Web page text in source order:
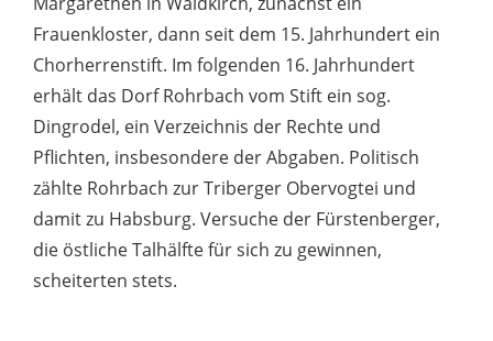
Frauenkloster, dann seit dem 15. Jahrhundert ein
Chorherrenstift. Im folgenden 16. Jahrhundert
erhält das Dorf Rohrbach vom Stift ein sog.
Dingrodel, ein Verzeichnis der Rechte und
Pflichten, insbesondere der Abgaben. Politisch
zählte Rohrbach zur Triberger Obervogtei und
damit zu Habsburg. Versuche der Fürstenberger,
die östliche Talhälfte für sich zu gewinnen,
scheiterten stets.